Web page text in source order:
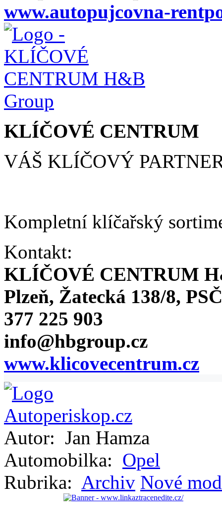
www.autopujcovna-
KLÍČOVÉ CENTRUM
VÁŠ KLÍČOVÝ
Kompletní klíčařský
Kontakt:
KLÍČOVÉ CENTRUM
Plzeň, Žatecká 138/8,
377 225 903
info@hbgroup.cz
www.klicovecentrum.cz
Autor: Jan Hamza
Automobilka: Opel
Rubrika: Archiv Nové